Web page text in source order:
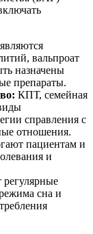
вальпроат
назначены
препараты.
КПТ, семейная
справления с
отношения.
пациентам и
и
сна и